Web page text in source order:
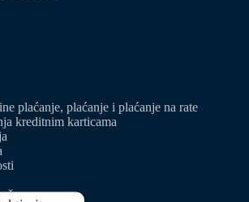
plaćanje, plaćanje i plaćanje na rate
kreditnim karticama